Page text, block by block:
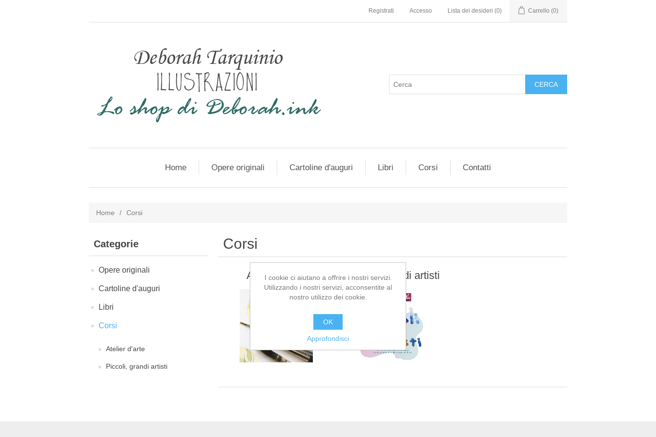
Registrati Accesso Lista dei desideri (0) Carrello (0)
Home Opere originali Cartoline d'auguri Libri Corsi Contatti
Home / Corsi
Categorie
Opere originali
Cartoline d'auguri
Libri
Corsi
Atelier d'arte
Piccoli, grandi artisti
Corsi
Atelier d'arte Piccoli, grandi artisti
I cookie ci aiutano a offrire i nostri servizi.
Utilizzando i nostri servizi, acconsentite al
nostro utilizzo dei cookie.
OK
Approfondisci